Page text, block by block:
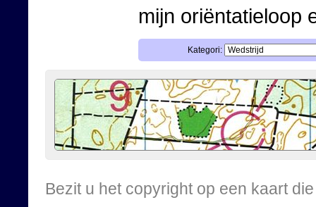
mijn oriëntatieloop
Kategori:
Bezit u het copyright op een kaart